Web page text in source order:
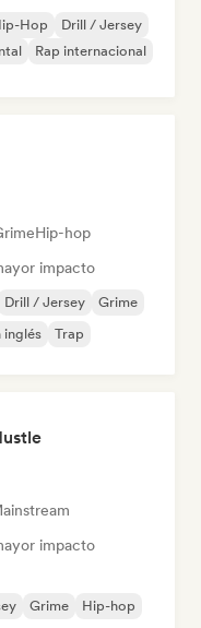
Hop
Drill / Jersey
Rap internacional
Hip-hop
impacto
Drill / Jersey
Grime
inglés Trap
impacto
Grime
Hip-hop